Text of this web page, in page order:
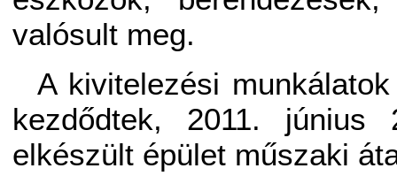
valósult meg.
A kivitelezési
kezdődtek, 2011.
elkészült épület műszaki